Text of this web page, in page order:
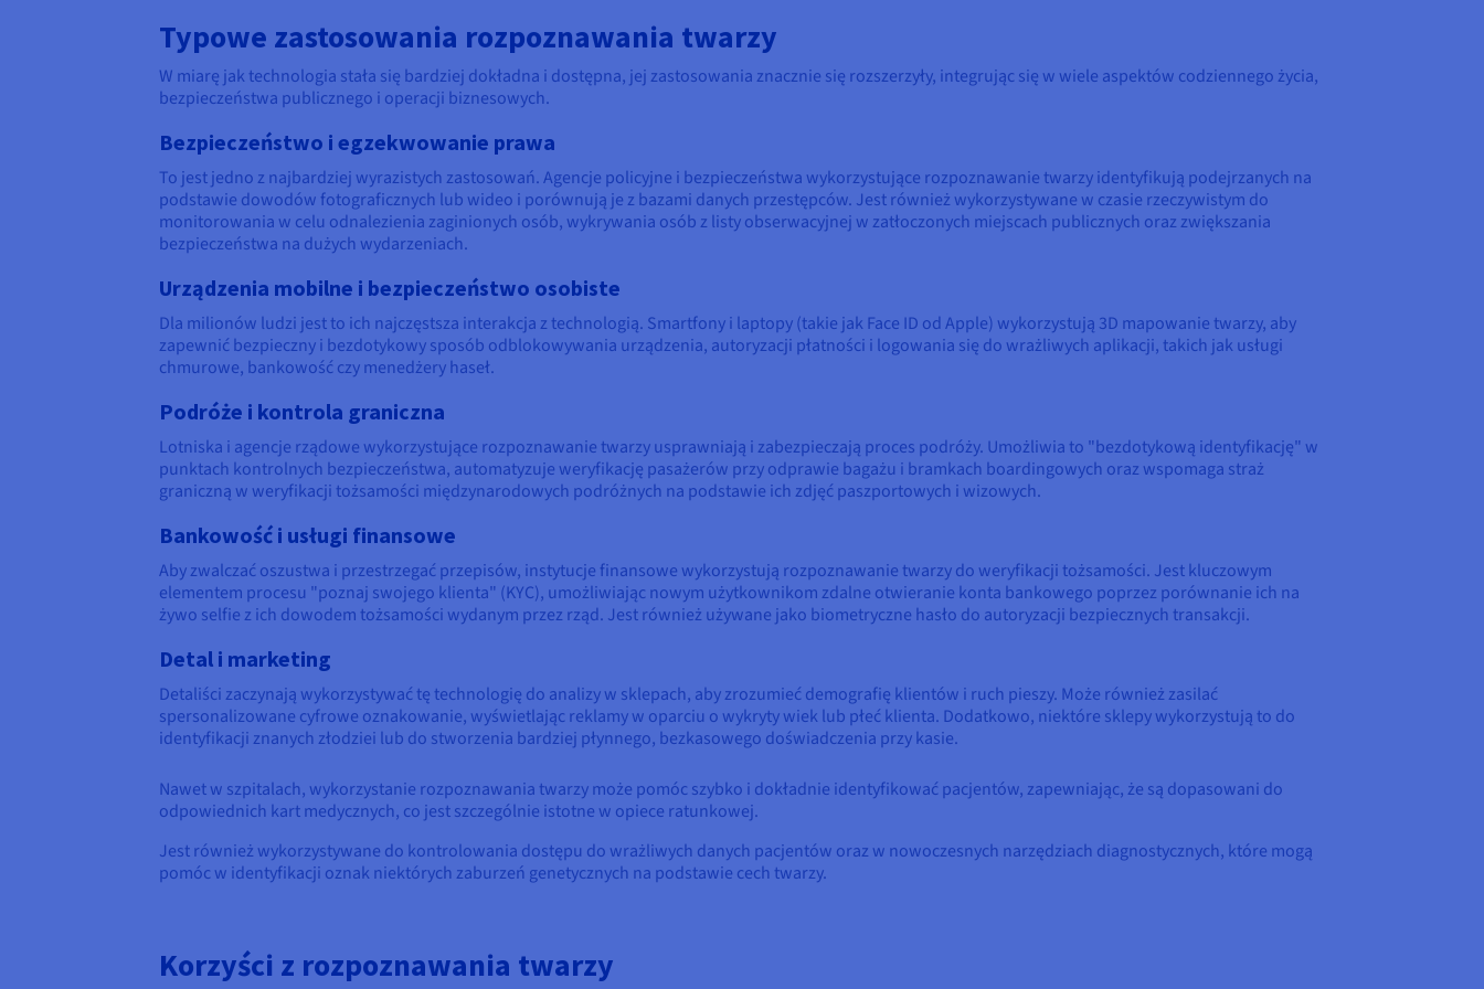
Typowe zastosowania rozpoznawania twarzy
W miarę jak technologia stała się bardziej dokładna i dostępna, jej zastosowania znacznie się rozszerzyły, integrując się w wiele aspektów codziennego życia,
bezpieczeństwa publicznego i operacji biznesowych.
Bezpieczeństwo i egzekwowanie prawa
To jest jedno z najbardziej wyrazistych zastosowań. Agencje policyjne i bezpieczeństwa wykorzystujące rozpoznawanie twarzy identyfikują podejrzanych na
podstawie dowodów fotograficznych lub wideo i porównują je z bazami danych przestępców. Jest również wykorzystywane w czasie rzeczywistym do
monitorowania w celu odnalezienia zaginionych osób, wykrywania osób z listy obserwacyjnej w zatłoczonych miejscach publicznych oraz zwiększania
bezpieczeństwa na dużych wydarzeniach.
Urządzenia mobilne i bezpieczeństwo osobiste
Dla milionów ludzi jest to ich najczęstsza interakcja z technologią. Smartfony i laptopy (takie jak Face ID od Apple) wykorzystują 3D mapowanie twarzy, aby
zapewnić bezpieczny i bezdotykowy sposób odblokowywania urządzenia, autoryzacji płatności i logowania się do wrażliwych aplikacji, takich jak usługi
chmurowe, bankowość czy menedżery haseł.
Podróże i kontrola graniczna
Lotniska i agencje rządowe wykorzystujące rozpoznawanie twarzy usprawniają i zabezpieczają proces podróży. Umożliwia to "bezdotykową identyfikację" w
punktach kontrolnych bezpieczeństwa, automatyzuje weryfikację pasażerów przy odprawie bagażu i bramkach boardingowych oraz wspomaga straż
graniczną w weryfikacji tożsamości międzynarodowych podróżnych na podstawie ich zdjęć paszportowych i wizowych.
Bankowość i usługi finansowe
Aby zwalczać oszustwa i przestrzegać przepisów, instytucje finansowe wykorzystują rozpoznawanie twarzy do weryfikacji tożsamości. Jest kluczowym
elementem procesu "poznaj swojego klienta" (KYC), umożliwiając nowym użytkownikom zdalne otwieranie konta bankowego poprzez porównanie ich na
żywo selfie z ich dowodem tożsamości wydanym przez rząd. Jest również używane jako biometryczne hasło do autoryzacji bezpiecznych transakcji.
Detal i marketing
Detaliści zaczynają wykorzystywać tę technologię do analizy w sklepach, aby zrozumieć demografię klientów i ruch pieszy. Może również zasilać
spersonalizowane cyfrowe oznakowanie, wyświetlając reklamy w oparciu o wykryty wiek lub płeć klienta. Dodatkowo, niektóre sklepy wykorzystują to do
identyfikacji znanych złodziei lub do stworzenia bardziej płynnego, bezkasowego doświadczenia przy kasie.
Nawet w szpitalach, wykorzystanie rozpoznawania twarzy może pomóc szybko i dokładnie identyfikować pacjentów, zapewniając, że są dopasowani do
odpowiednich kart medycznych, co jest szczególnie istotne w opiece ratunkowej.
Jest również wykorzystywane do kontrolowania dostępu do wrażliwych danych pacjentów oraz w nowoczesnych narzędziach diagnostycznych, które mogą
pomóc w identyfikacji oznak niektórych zaburzeń genetycznych na podstawie cech twarzy.
Korzyści z rozpoznawania twarzy